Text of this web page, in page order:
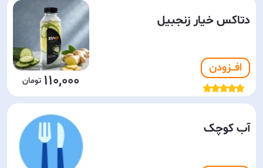
دتاکس خیار زنجبیل
افـــزودن
110,000
آب کوچک